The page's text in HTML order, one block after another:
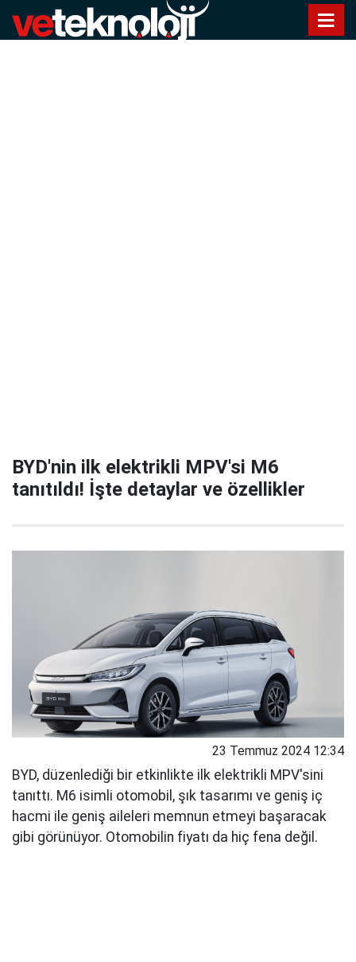
BYD'nin ilk elektrikli MPV'si M6
tanıtıldı! İşte detaylar ve özellikler
23 Temmuz 2024 12:34
BYD, düzenlediği bir etkinlikte ilk elektrikli MPV'sini
tanıttı. M6 isimli otomobil, şık tasarımı ve geniş iç
hacmi ile geniş aileleri memnun etmeyi başaracak
gibi görünüyor. Otomobilin fiyatı da hiç fena değil.